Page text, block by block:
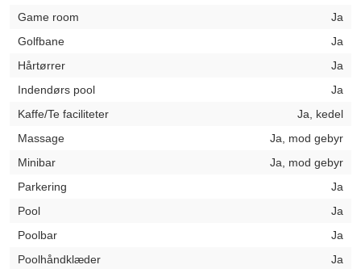
Game room
Ja
Golfbane
Ja
Hårtørrer
Ja
Indendørs pool
Ja
Kaffe/Te faciliteter
Ja, kedel
Massage
Ja, mod gebyr
Minibar
Ja, mod gebyr
Parkering
Ja
Pool
Ja
Poolbar
Ja
Poolhåndklæder
Ja